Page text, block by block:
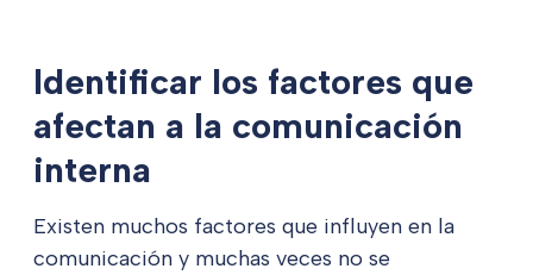
Identificar los factores que
afectan a la comunicación
interna
Existen muchos factores que influyen en la
comunicación y muchas veces no se